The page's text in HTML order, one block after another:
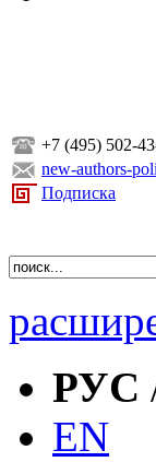
+7 (495) 502-
new-authors-
Подписка
РУС
EN